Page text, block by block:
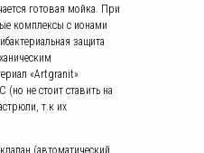
готовая мойка. При
комплексы с ионами
защита
«Artgranit»
не стоит ставить на
т.к их
(автоматический